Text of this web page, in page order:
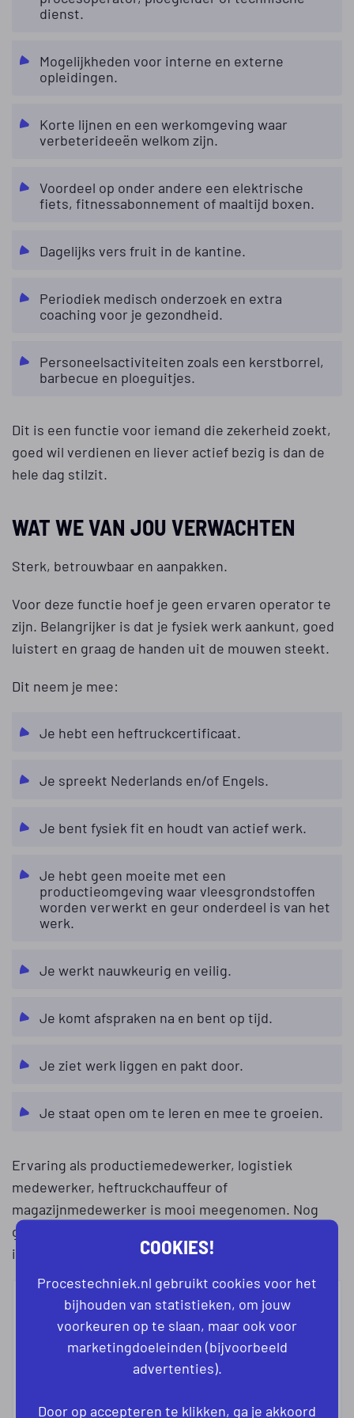
dienst.
Mogelijkheden voor interne en externe
opleidingen.
Korte lijnen en een werkomgeving waar
verbeterideeën welkom zijn.
Voordeel op onder andere een elektrische
fiets, fitnessabonnement of maaltijd boxen.
Dagelijks vers fruit in de kantine.
Periodiek medisch onderzoek en extra
coaching voor je gezondheid.
Personeelsactiviteiten zoals een kerstborrel,
barbecue en ploeguitjes.
Dit is een functie voor iemand die zekerheid zoekt,
goed wil verdienen en liever actief bezig is dan de
hele dag stilzit.
WAT WE VAN JOU VERWACHTEN
Sterk, betrouwbaar en aanpakken.
Voor deze functie hoef je geen ervaren operator te
zijn. Belangrijker is dat je fysiek werk aankunt, goed
luistert en graag de handen uit de mouwen steekt.
Dit neem je mee:
Je hebt een heftruckcertificaat.
Je spreekt Nederlands en/of Engels.
Je bent fysiek fit en houdt van actief werk.
Je hebt geen moeite met een
productieomgeving waar vleesgrondstoffen
worden verwerkt en geur onderdeel is van het
werk.
Je werkt nauwkeurig en veilig.
Je komt afspraken na en bent op tijd.
Je ziet werk liggen en pakt door.
Je staat open om te leren en mee te groeien.
Ervaring als productiemedewerker, logistiek
medewerker, heftruckchauffeur of
magazijnmedewerker is mooi meegenomen. Nog
geen technische achtergrond? Met de juiste
instelling en begeleiding kun je hier veel leren.
VRAGEN OVER DEZE VACATURE?
COOKIES!
Procestechniek.nl gebruikt cookies voor het
bijhouden van statistieken, om jouw
voorkeuren op te slaan, maar ook voor
marketingdoeleinden (bijvoorbeeld
advertenties).
Door op accepteren te klikken, ga je akkoord